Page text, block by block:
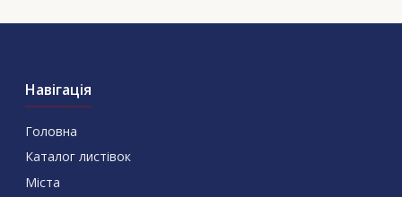
Навігація
Головна
Каталог листівок
Міста